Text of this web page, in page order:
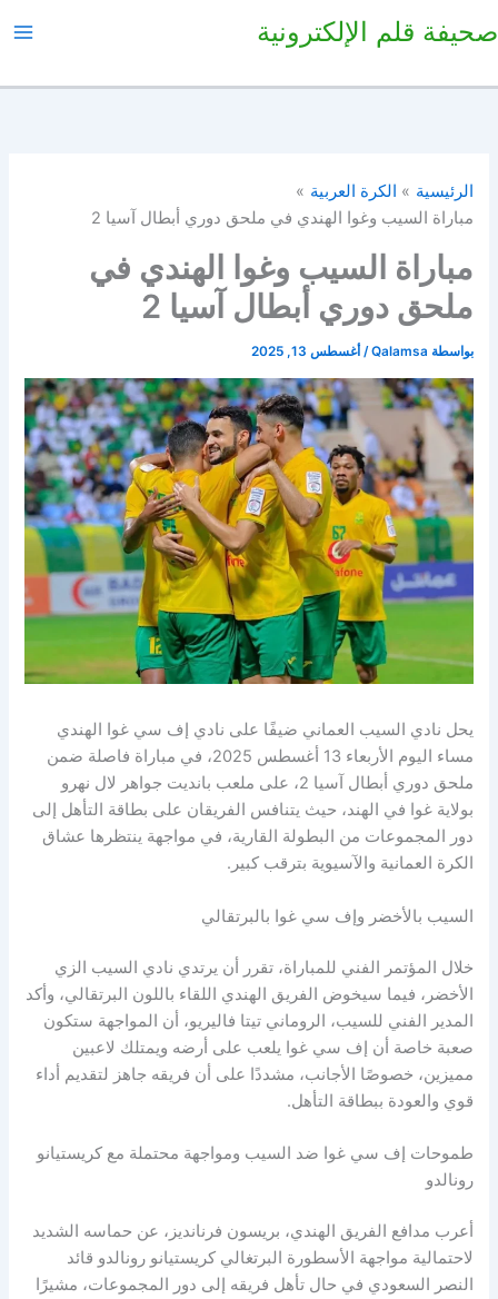
إلى
صحيفة قلم الإلكترونية
الرئيسية
الكرة العربية
مباراة السيب وغوا الهندي في ملحق دوري أبطال آسيا 2
مباراة السيب وغوا الهندي في
ملحق دوري أبطال آسيا 2
بواسطة Qalamsa
/ أغسطس 13, 2025
يحل نادي السيب العماني ضيفًا على نادي إف سي غوا الهندي
مساء اليوم الأربعاء 13 أغسطس 2025، في مباراة فاصلة ضمن
ملحق دوري أبطال آسيا 2، على ملعب بانديت جواهر لال نهرو
بولاية غوا في الهند، حيث يتنافس الفريقان على بطاقة التأهل إلى
دور المجموعات من البطولة القارية، في مواجهة ينتظرها عشاق
الكرة العمانية والآسيوية بترقب كبير.
السيب بالأخضر وإف سي غوا بالبرتقالي
خلال المؤتمر الفني للمباراة، تقرر أن يرتدي نادي السيب الزي
الأخضر، فيما سيخوض الفريق الهندي اللقاء باللون البرتقالي، وأكد
المدير الفني للسيب، الروماني تيتا فاليريو، أن المواجهة ستكون
صعبة خاصة أن إف سي غوا يلعب على أرضه ويمتلك لاعبين
مميزين، خصوصًا الأجانب، مشددًا على أن فريقه جاهز لتقديم أداء
قوي والعودة ببطاقة التأهل.
طموحات إف سي غوا ضد السيب ومواجهة محتملة مع كريستيانو
رونالدو
أعرب مدافع الفريق الهندي، بريسون فرنانديز، عن حماسه الشديد
لاحتمالية مواجهة الأسطورة البرتغالي كريستيانو رونالدو قائد
النصر السعودي في حال تأهل فريقه إلى دور المجموعات، مشيرًا